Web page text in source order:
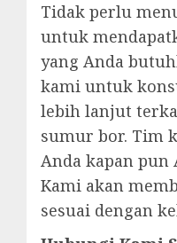
Tidak perlu
untuk
yang Anda
kami untuk
lebih lanjut
sumur bor. Tim
Anda kapan pun
Kami akan
sesuai dengan